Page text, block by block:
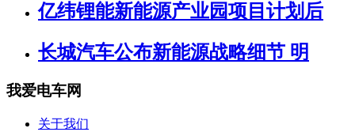
亿纬锂能新能源产业园项目计划后
长城汽车公布新能源战略细节 明
我爱电车网
关于我们